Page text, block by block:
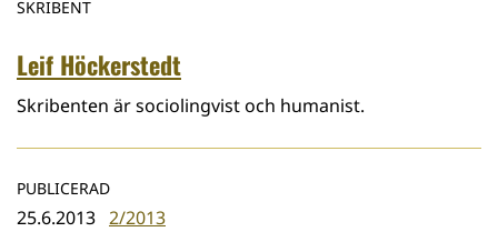
SKRIBENT
Leif Höckerstedt
Skribenten är sociolingvist och humanist.
PUBLICERAD
25.6.2013 2/2013